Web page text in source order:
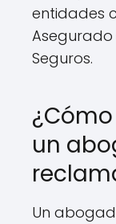
entidades
Asegurado
Seguros.
un
Un